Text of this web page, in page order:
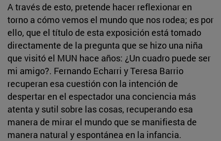
A través de esto, pretende hacer reflexionar en
torno a cómo vemos el mundo que nos rodea; es por
ello, que el título de esta exposición está tomado
directamente de la pregunta que se hizo una niña
que visitó el MUN hace años: ¿Un cuadro puede ser
mi amigo?. Fernando Echarri y Teresa Barrio
recuperan esa cuestión con la intención de
despertar en el espectador una conciencia más
atenta y sutil sobre las cosas, recuperando esa
manera de mirar el mundo que se manifiesta de
manera natural y espontánea en la infancia.